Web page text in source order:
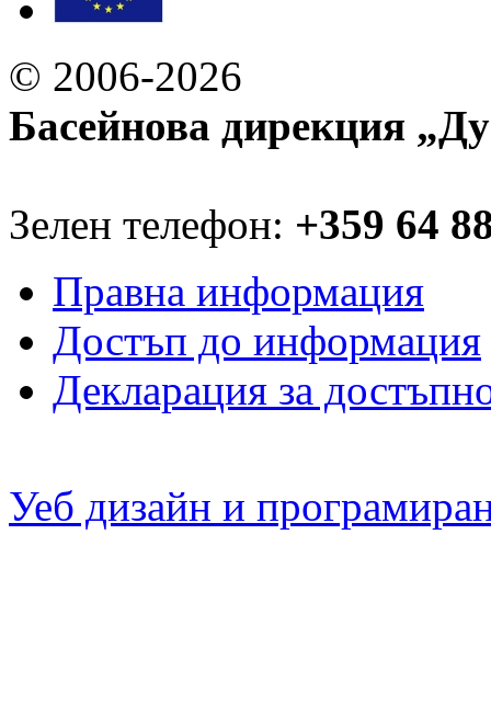
© 2006-2026
Басейнова дирекция
Зелен телефон: +359 64
Правна информация
Достъп до информация
Декларация за
Уеб дизайн и